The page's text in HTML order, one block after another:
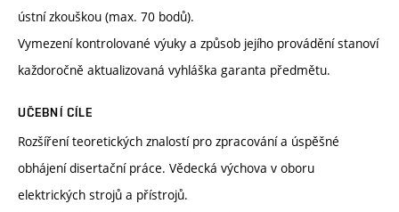
ústní zkouškou (max. 70 bodů).
Vymezení kontrolované výuky a způsob jejího provádění stanoví
každoročně aktualizovaná vyhláška garanta předmětu.
UČEBNÍ CÍLE
Rozšíření teoretických znalostí pro zpracování a úspěšné
obhájení disertační práce. Vědecká výchova v oboru
elektrických strojů a přístrojů.